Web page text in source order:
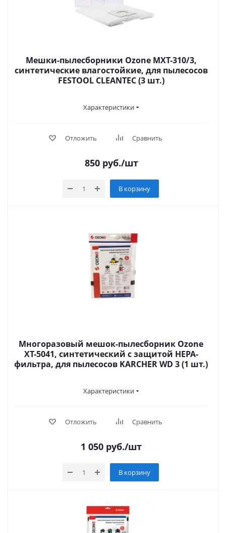
Мешки-пылесборники Ozone MXT-310/3,
синтетические влагостойкие, для пылесосов
FESTOOL CLEANTEC (3 шт.)
Характеристики
Отложить Сравнить
850руб./шт
В корзину
Многоразовый мешок-пылесборник Ozone
XT-5041, синтетический с защитой HEPA-
фильтра, для пылесосов KARCHER WD 3 (1 шт.)
Характеристики
Отложить Сравнить
1 050 руб./шт
В корзину